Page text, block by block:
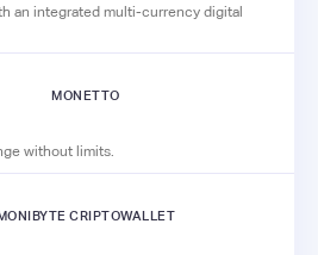
an integrated multi-currency digital
MONETTO
without limits.
CRIPTOWALLET